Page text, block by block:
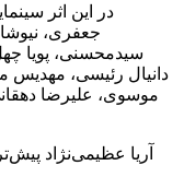
در این اثر
جعفری،
سیدمحسنی، پویا
دانیال رئیسی، مهدیس
موسوی، علیرضا
آریا عظیمی‌نژاد